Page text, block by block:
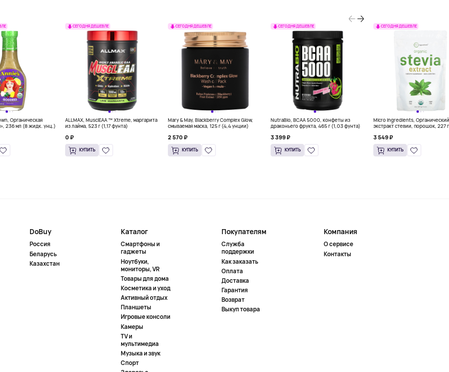
Органическая
236 мл (8 жидк. унц.)
СЕГОДНЯ ДЕШЕВЛЕ
ALLMAX, MusclEAA ™ Xtreme, маргарита
из лайма, 523 г (1,17 фунта)
0 ₽
КУПИТЬ
СЕГОДНЯ ДЕШЕВЛЕ
Mary & May, Blackberry Complex Glow,
смываемая маска, 125 г (4,4 унции)
2 570 ₽
КУПИТЬ
СЕГОДНЯ ДЕШЕВЛЕ
NutraBio, BCAA 5000, конфеты из
драконьего фрукта, 465 г (1,03 фунта)
3 399 ₽
КУПИТЬ
СЕГОДНЯ ДЕШЕВЛЕ
Micro Ingredients, Органический
экстракт стевии, порошок, 227
3 549 ₽
КУПИТЬ
DoBuy
Россия
Беларусь
Казахстан
Каталог
Смартфоны и
гаджеты
Ноутбуки,
мониторы, VR
Товары для дома
Косметика и уход
Активный отдых
Планшеты
Игровые консоли
Камеры
TV и
мультимедиа
Музыка и звук
Спорт
Покупателям
Служба
поддержки
Как заказать
Оплата
Доставка
Гарантия
Возврат
Выкуп товара
Компания
О сервисе
Контакты